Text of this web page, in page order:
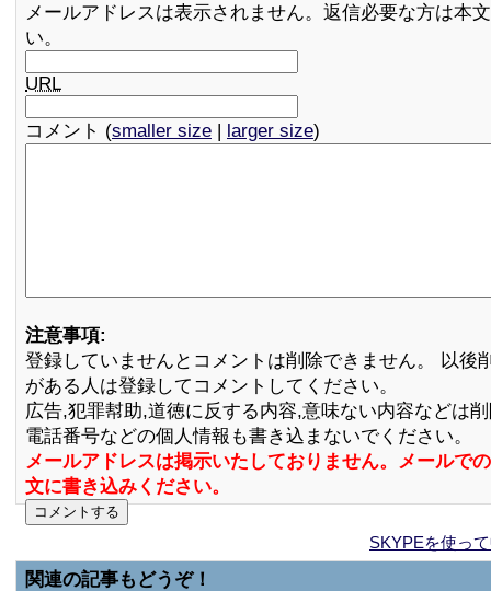
メールアドレスは表示されません。返信必要な方は本
い。
URL
コメント (smaller size | larger size)
注意事項:
登録していませんとコメントは削除できません。 以後
がある人は登録してコメントしてください。
広告,犯罪幇助,道徳に反する内容,意味ない内容などは
電話番号などの個人情報も書き込まないでください。
メールアドレスは掲示いたしておりません。メールで
文に書き込みください。
SKYPEを使っ
関連の記事もどうぞ！